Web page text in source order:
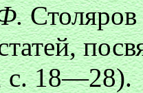
Ф.
с. 18—28).